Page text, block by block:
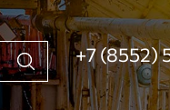
+7 (8552)